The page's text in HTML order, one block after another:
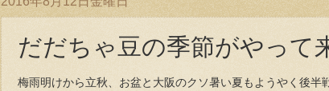
だだちゃ豆の季節がやって
梅雨明けから立秋、お盆と大阪のクソ暑い夏もようやく後半